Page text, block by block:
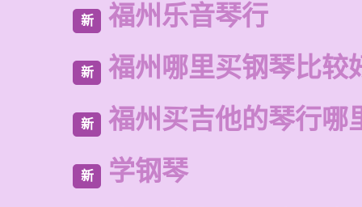
新 福州乐音琴行
新 福州哪里买钢琴比较
新 福州买吉他的琴行哪
新 学钢琴